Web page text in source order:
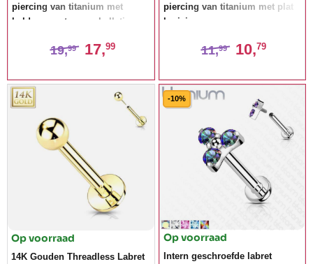
piercing van titanium met
heldere cz steen en balletjes
19,99 17,99
piercing van titanium met plat
kruisje
11,99 10,79
Op voorraad
14K Gouden Threadless Labret
-10%
Op voorraad
Intern geschroefde labret